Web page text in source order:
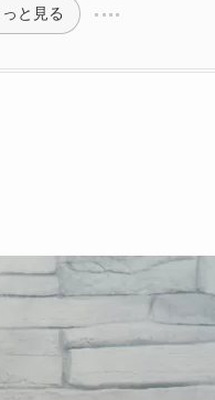
っと見る